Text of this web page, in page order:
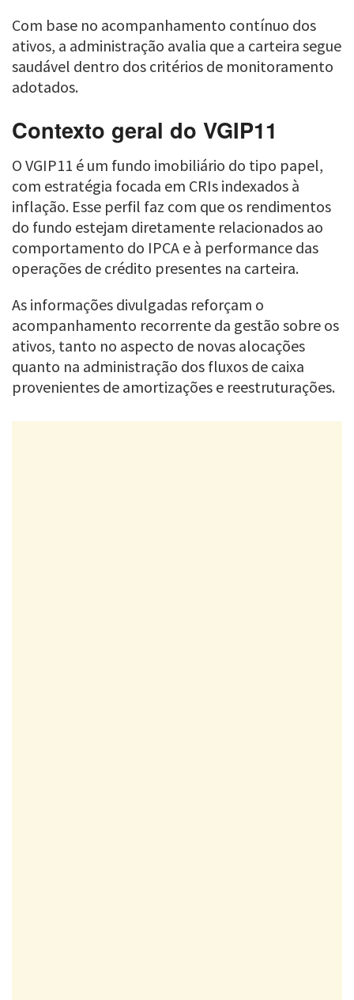
Com base no acompanhamento contínuo dos
ativos, a administração avalia que a carteira segue
saudável dentro dos critérios de monitoramento
adotados.
Contexto geral do VGIP11
O VGIP11 é um fundo imobiliário do tipo papel,
com estratégia focada em CRIs indexados à
inflação. Esse perfil faz com que os rendimentos
do fundo estejam diretamente relacionados ao
comportamento do IPCA e à performance das
operações de crédito presentes na carteira.
As informações divulgadas reforçam o
acompanhamento recorrente da gestão sobre os
ativos, tanto no aspecto de novas alocações
quanto na administração dos fluxos de caixa
provenientes de amortizações e reestruturações.